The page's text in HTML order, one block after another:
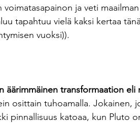
ja veti
tapahtuu vielä kaksi kertaa
vuoksi)).
äärimmäinen transformaation eli
osittain tuhoamalla. Jokainen,
pinnallisuus katoaa, kun Pluto